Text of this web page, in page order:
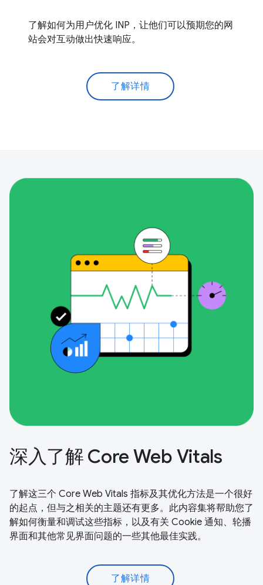
了解如何为用户优化 INP，让他们可以预期您的网
站会对互动做出快速响应。
了解详情
深入了解 Core Web Vitals
了解这三个 Core Web Vitals 指标及其优化方法是一个很好
的起点，但与之相关的主题还有更多。此内容集将帮助您了
解如何衡量和调试这些指标，以及有关 Cookie 通知、轮播
界面和其他常见界面问题的一些其他最佳实践。
了解详情